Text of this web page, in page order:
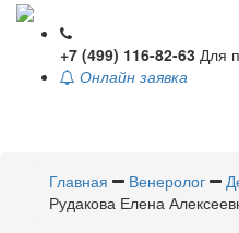
+7 (499) 116-82-63 Для
Онлайн заявка
Главная
Венеролог
Рудакова Елена